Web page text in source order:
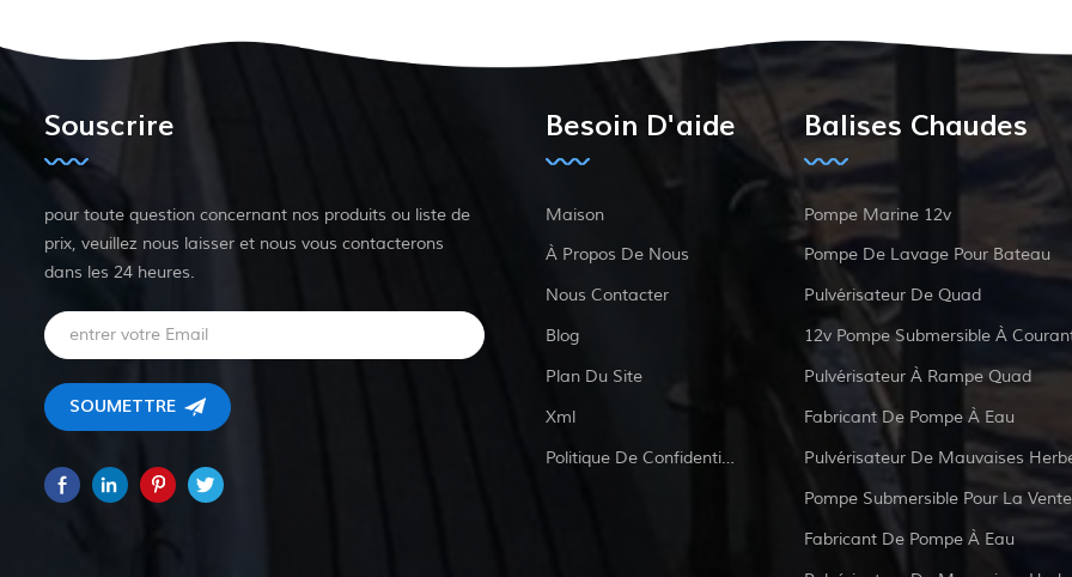
Souscrire
pour toute question concernant nos produits ou liste de
prix, veuillez nous laisser et nous vous contacterons
dans les 24 heures.
Besoin D'aide
Maison
À Propos De Nous
Nous Contacter
Blog
Plan Du Site
Xml
Politique De Confidentialité
Balises Chaudes
Pompe Marine 12v
Pompe De Lavage Pour Bateau
Pulvérisateur De Quad
Pulvérisateur À Rampe Quad
Fabricant De Pompe À Eau
Pulvérisateur De Mauvaises
Pompe Submersible Pour La Vente
Fabricant De Pompe À Eau